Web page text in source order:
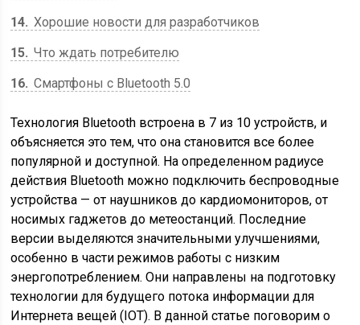
14 Хорошие новости для разработчиков
15 Что ждать потребителю
16 Смартфоны с Bluetooth 5.0
Технология Bluetooth встроена в 7 из 10 устройств, и
объясняется это тем, что она становится все более
популярной и доступной. На определенном радиусе
действия Bluetooth можно подключить беспроводные
устройства — от наушников до кардиомониторов, от
носимых гаджетов до метеостанций. Последние
версии выделяются значительными улучшениями,
особенно в части режимов работы с низким
энергопотреблением. Они направлены на подготовку
технологии для будущего потока информации для
Интернета вещей (IOT). В данной статье поговорим о